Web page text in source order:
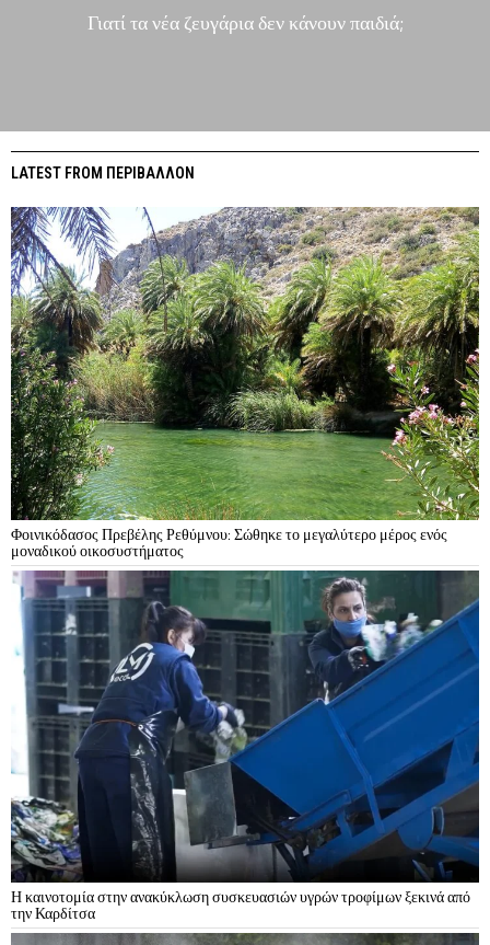
Γιατί τα νέα ζευγάρια δεν κάνουν παιδιά;
LATEST FROM ΠΕΡΙΒΑΛΛΟΝ
Φοινικόδασος Πρεβέλης Ρεθύμνου: Σώθηκε το μεγαλύτερο μέρος ενός
μοναδικού οικοσυστήματος
Η καινοτομία στην ανακύκλωση συσκευασιών υγρών τροφίμων ξεκινά από
την Καρδίτσα